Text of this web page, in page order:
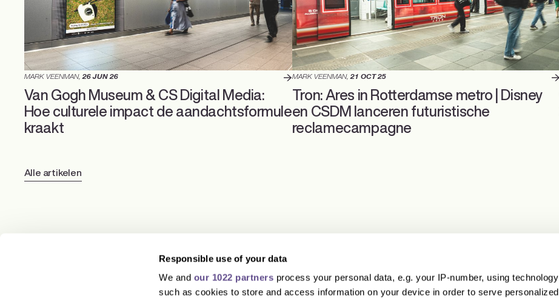
Responsible use of your data
We and our 1022 partners process your personal data, e.g. your IP-number, using technology
such as cookies to store and access information on your device in order to serve personalized
MARK VEENMAN,26 JUN 26
Van Gogh Museum & CS Digital Media:
Hoe culturele impact de aandachtsformule
kraakt
MARK VEENMAN,21 OCT 25
Tron: Ares in Rotterdamse metro | Disney
en CSDM lanceren futuristische
reclamecampagne
Alle artikelen